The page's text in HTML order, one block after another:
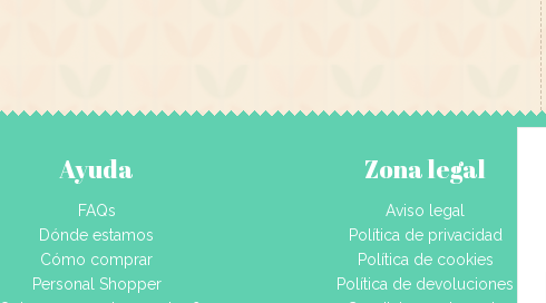
Ayuda
FAQs
Dónde estamos
Cómo comprar
Personal Shopper
Zona legal
Aviso legal
Política de privacidad
Política de cookies
Política de devoluciones